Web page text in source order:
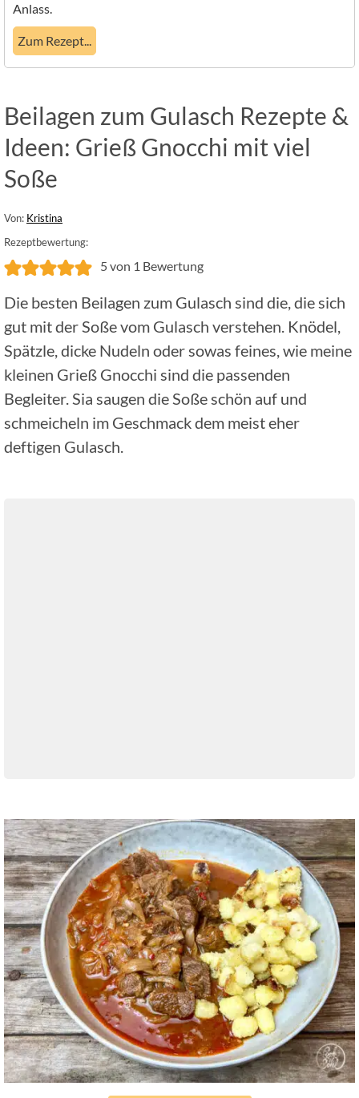
Anlass.
Zum Rezept...
Beilagen zum Gulasch Rezepte &
Ideen: Grieß Gnocchi mit viel
Soße
Von: Kristina
Rezeptbewertung:
5von 1 Bewertung
Die besten Beilagen zum Gulasch sind die, die sich
gut mit der Soße vom Gulasch verstehen. Knödel,
Spätzle, dicke Nudeln oder sowas feines, wie meine
kleinen Grieß Gnocchi sind die passenden
Begleiter. Sia saugen die Soße schön auf und
schmeicheln im Geschmack dem meist eher
deftigen Gulasch.